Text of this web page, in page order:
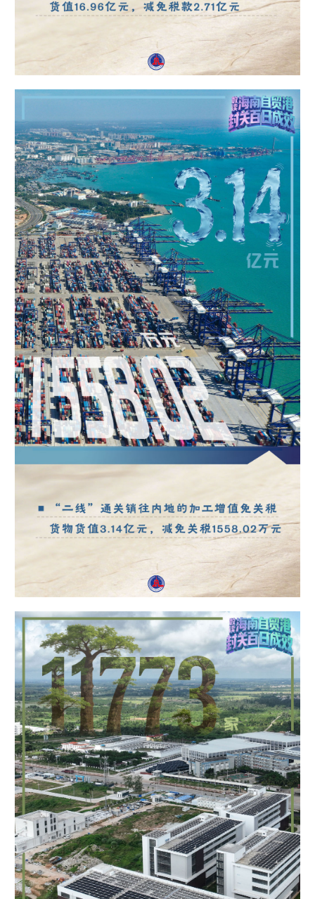
四川 贵州 云南 西藏
青海 宁夏
新疆 内蒙古 黑龙江
多语种频道
English Español Français عربى
Русский язык 日本語 한국어
Deutsch Português